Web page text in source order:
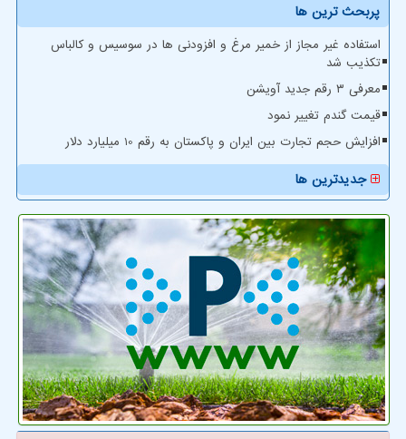
پربحث ترین ها
استفاده غیر مجاز از خمیر مرغ و افزودنی ها در سوسیس و کالباس
تکذیب شد
معرفی ۳ رقم جدید آویشن
قیمت گندم تغییر نمود
افزایش حجم تجارت بین ایران و پاکستان به رقم 10 میلیارد دلار
جدیدترین ها